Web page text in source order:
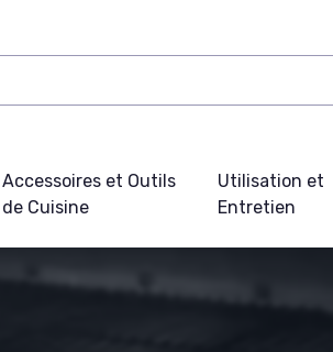
Accessoires et Outils
de Cuisine
Utilisation et
Entretien